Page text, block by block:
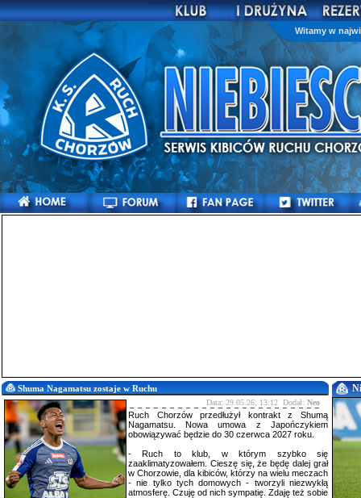
Witamy w
Shuma Nagamatsu zostaje w Ruchu
Data: 29.05.26; 13:12 Dodał: Neo
Ruch Chorzów przedłużył kontrakt z Shumą
Nagamatsu. Nowa umowa z Japończykiem
obowiązywać będzie do 30 czerwca 2027 roku.
- Ruch to klub, w którym szybko się
zaaklimatyzowałem. Cieszę się, że będę dalej grał
w Chorzowie, dla kibiców, którzy na wielu meczach
- nie tylko tych domowych - tworzyli niezwykłą
atmosferę. Czuję od nich sympatię. Zdaję też sobie